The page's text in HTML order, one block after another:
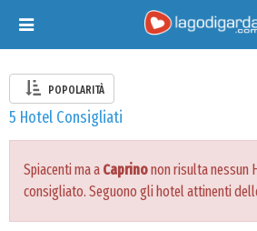
Toggle
navigation
POPOLARITÀ
5 Hotel Consigliati
Spiacenti ma a Caprinonon risulta nessun
consigliato. Seguono gli hotel attinenti